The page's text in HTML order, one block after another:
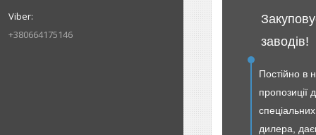
+380664175146
заводів!
Постійно в
пропозиції
дилера,